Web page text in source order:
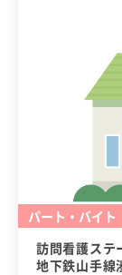
パート・バイト
訪問看護ステ
地下鉄山手線